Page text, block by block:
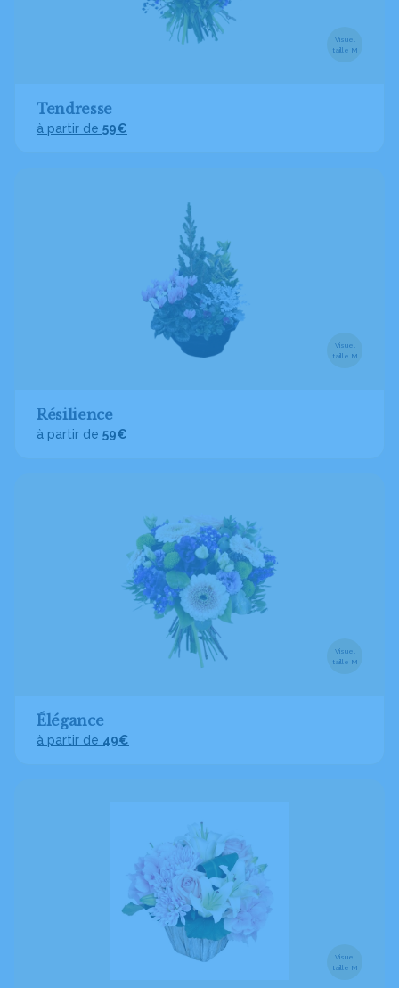
Visuel
taille M
Tendresse
à partir de 59€
Visuel
taille M
Résilience
à partir de 59€
Visuel
taille M
Élégance
à partir de 49€
Visuel
taille M